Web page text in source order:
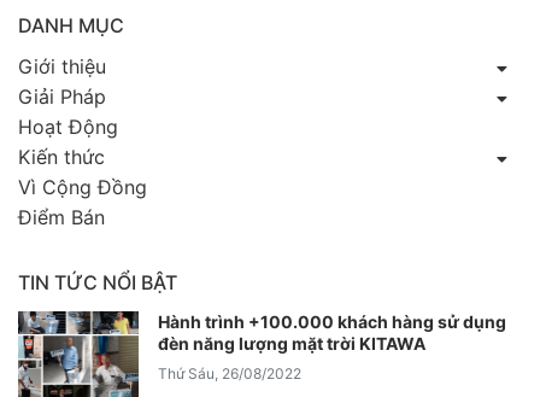
DANH MỤC
Giới thiệu
Giải Pháp
Hoạt Động
Kiến thức
Vì Cộng Đồng
Điểm Bán
TIN TỨC NỔI BẬT
Hành trình +100.000 khách hàng sử dụng
đèn năng lượng mặt trời KITAWA
Thứ Sáu, 26/08/2022